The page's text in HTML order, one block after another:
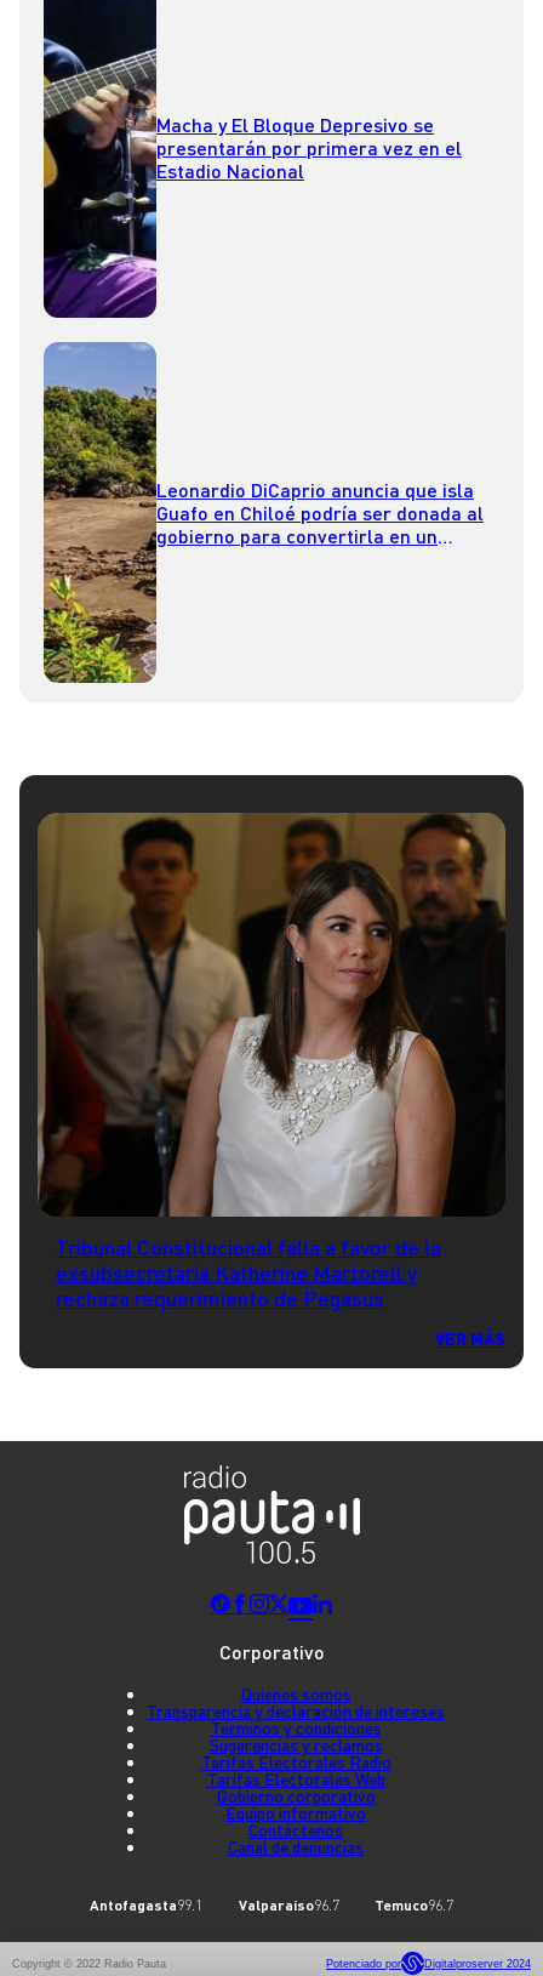
Macha y El Bloque Depresivo se
presentarán por primera vez en el
Estadio Nacional
Leonardio DiCaprio anuncia que isla
Guafo en Chiloé podría ser donada al
gobierno para convertirla en un
Tribunal Constitucional falla a favor de la
exsubsecretaria Katherine Martorell y
rechaza requerimiento de Pegasus
VER MÁS
Corporativo
Quienes somos
Transparencia y declaración de intereses
Términos y condiciones
Sugerencias y reclamos
Tarifas Electorales Radio
Tarifas Electorales Web
Gobierno corporativo
Equipo informativo
Contáctenos
Canal de denuncias
Antofagasta99.1 Valparaíso96.7 Temuco96.7
Copyright © 2022 Radio Pauta Potenciado por Digitalproserver 2024